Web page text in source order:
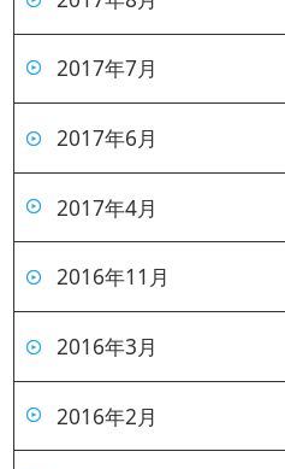
2017年7月
2017年6月
2017年4月
2016年11月
2016年3月
2016年2月